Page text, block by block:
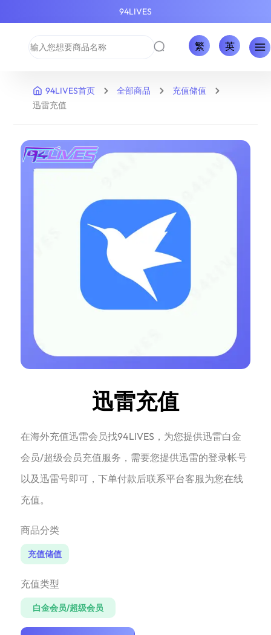
94LIVES
繁 英
94LIVES首页 全部商品
充值储值
迅雷充值
迅雷充值
在海外充值迅雷会员找94LIVES，为您提供迅雷白金
会员/超级会员充值服务，需要您提供迅雷的登录帐号
以及迅雷号即可，下单付款后联系平台客服为您在线
充值。
商品分类
充值储值
充值类型
白金会员/超级会员